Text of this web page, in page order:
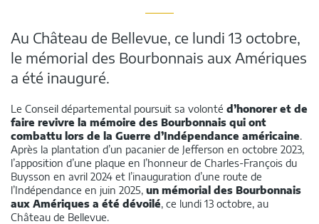
Au Château de Bellevue, ce lundi 13 octobre,
le mémorial des Bourbonnais aux Amériques
a été inauguré.
Le Conseil départemental poursuit sa volonté d’honorer et de
faire revivre la mémoire des Bourbonnais qui ont
combattu lors de la Guerre d’Indépendance américaine.
Après la plantation d’un pacanier de Jefferson en octobre 2023,
l’apposition d’une plaque en l’honneur de Charles-François du
Buysson en avril 2024 et l’inauguration d’une route de
l’Indépendance en juin 2025, un mémorial des Bourbonnais
aux Amériques a été dévoilé, ce lundi 13 octobre, au
Château de Bellevue.